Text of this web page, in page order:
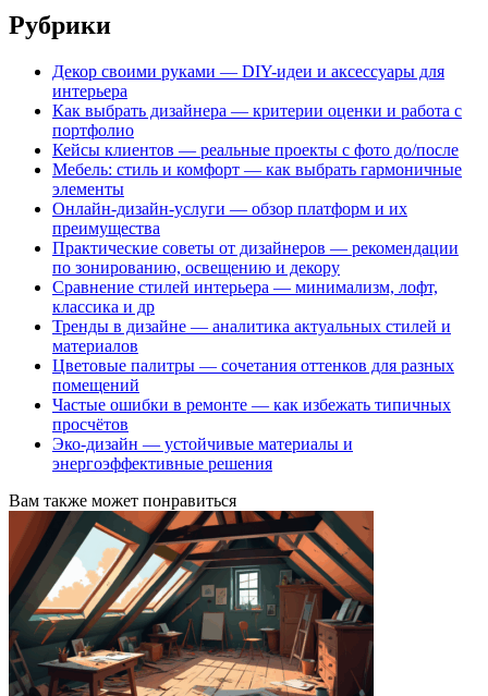
Рубрики
Декор своими руками — DIY-идеи и аксессуары для
интерьера
Как выбрать дизайнера — критерии оценки и работа с
портфолио
Кейсы клиентов — реальные проекты с фото до/после
Мебель: стиль и комфорт — как выбрать гармоничные
элементы
Онлайн-дизайн-услуги — обзор платформ и их
преимущества
Практические советы от дизайнеров — рекомендации
по зонированию, освещению и декору
Сравнение стилей интерьера — минимализм, лофт,
классика и др
Тренды в дизайне — аналитика актуальных стилей и
материалов
Цветовые палитры — сочетания оттенков для разных
помещений
Частые ошибки в ремонте — как избежать типичных
просчётов
Эко-дизайн — устойчивые материалы и
энергоэффективные решения
Вам также может понравиться